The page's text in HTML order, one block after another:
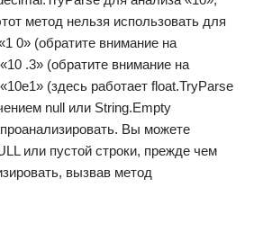
метод нельзя использовать для
0» (обратите внимание на
.3» (обратите внимание на
(здесь работает float.TryParse
null или String.Empty
Вы можете
или пустой строки, прежде чем
вызвав метод